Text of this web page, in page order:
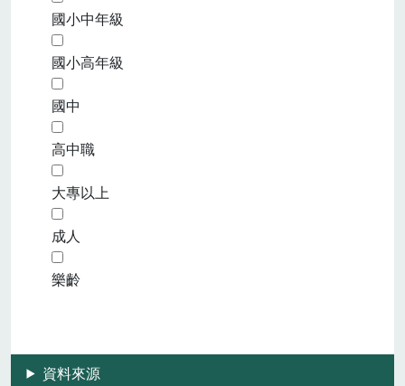
國小中年級
國小高年級
國中
高中職
大專以上
成人
樂齡
資料來源